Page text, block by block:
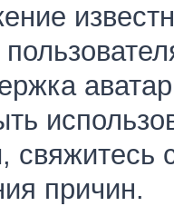
свяжитесь
причин.